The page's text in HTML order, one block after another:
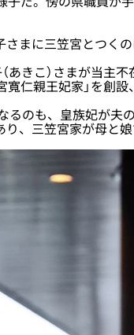
まに三笠宮とつく
きこ）さまが当主不
仁親王妃家」を創設
るのも、皇族妃が夫
、三笠宮家が母と